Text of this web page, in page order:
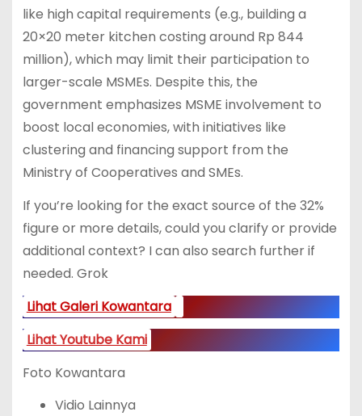
like high capital requirements (e.g., building a
20×20 meter kitchen costing around Rp 844
million), which may limit their participation to
larger-scale MSMEs. Despite this, the
government emphasizes MSME involvement to
boost local economies, with initiatives like
clustering and financing support from the
Ministry of Cooperatives and SMEs.
If you’re looking for the exact source of the 32%
figure or more details, could you clarify or provide
additional context? I can also search further if
needed. Grok
Lihat Galeri Kowantara
Lihat Youtube Kami
Foto Kowantara
Vidio Lainnya